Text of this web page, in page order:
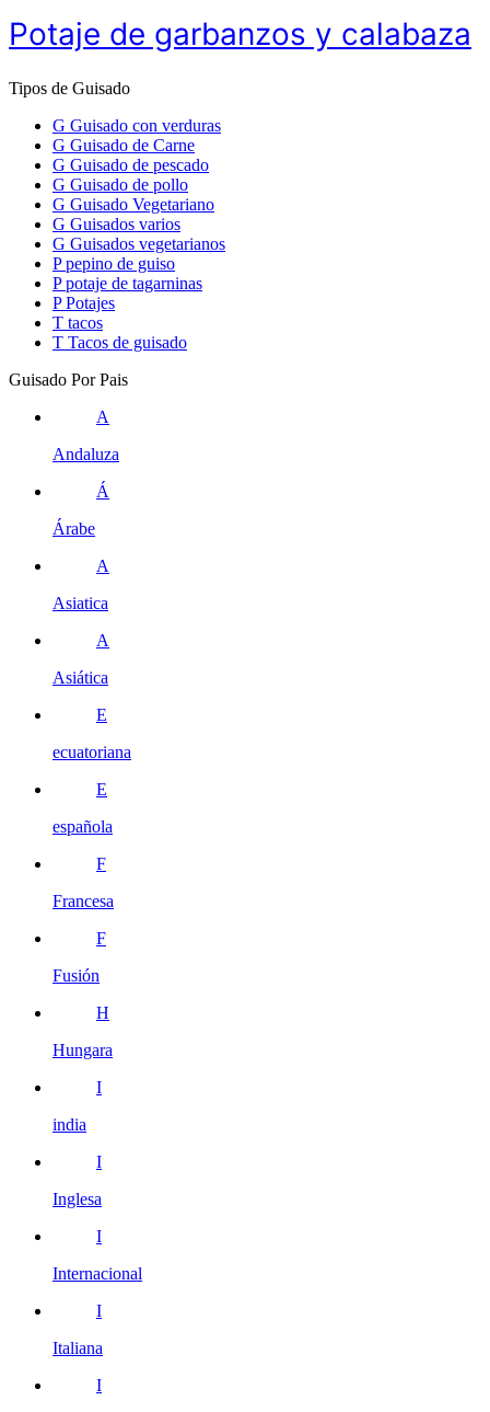
Potaje de garbanzos y calabaza
Tipos de Guisado
G Guisado con verduras
G Guisado de Carne
G Guisado de pescado
G Guisado de pollo
G Guisado Vegetariano
G Guisados varios
G Guisados vegetarianos
P pepino de guiso
P potaje de tagarninas
P Potajes
T tacos
T Tacos de guisado
Guisado Por Pais
A
Andaluza
Á
Árabe
A
Asiatica
A
Asiática
E
ecuatoriana
E
española
F
Francesa
F
Fusión
H
Hungara
I
india
I
Inglesa
I
Internacional
I
Italiana
I